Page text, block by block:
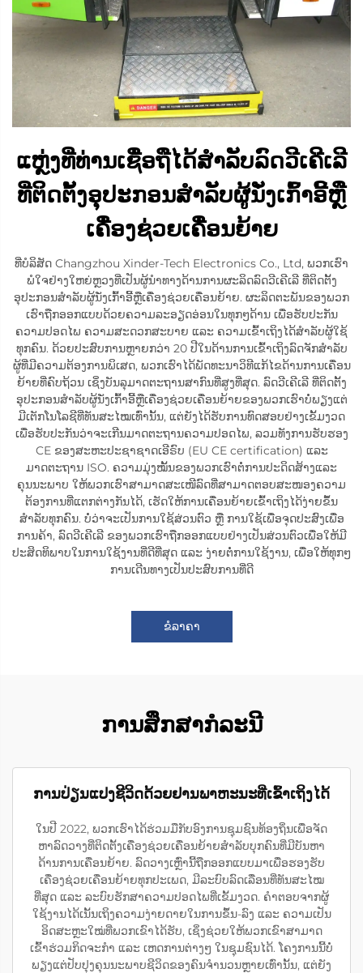
ແຫຼ່ງທີ່ທ່ານເຊື່ອຖືໄດ້ສຳລັບລົດວີເຄີເລີ
ທີ່ຕິດຕັ້ງອຸປະກອນສຳລັບຜູ້ນັ່ງເກົ້າອີ້ຫຼື
ເຄື່ອງຊ່ວຍເຄື່ອນຍ້າຍ
ທີ່ບໍລິສັດ Changzhou Xinder-Tech Electronics Co., Ltd, ພວກເຮົາ
ພໍໃຈຢ່າງໃຫຍ່ຫຼວງທີ່ເປັນຜູ້ນຳທາງດ້ານການຜະລິດລົດວີເຄີເລີ ທີ່ຕິດຕັ້ງ
ອຸປະກອນສຳລັບຜູ້ນັ່ງເກົ້າອີ້ຫຼືເຄື່ອງຊ່ວຍເຄື່ອນຍ້າຍ. ຜະລິດຕະພັນຂອງພວກ
ເຮົາຖືກອອກແບບດ້ວຍຄວາມລະອຽດອ່ອນໃນທຸກໆດ້ານ ເພື່ອຮັບປະກັນ
ຄວາມປອດໄພ ຄວາມສະດວກສະບາຍ ແລະ ຄວາມເຂົ້າເຖິງໄດ້ສຳລັບຜູ້ໃຊ້
ທຸກຄົນ. ດ້ວຍປະສົບການຫຼາຍກວ່າ 20 ປີໃນດ້ານການເຂົ້າເຖິງລົດຈັກສຳລັບ
ຜູ້ທີ່ມີຄວາມຕ້ອງການພິເສດ, ພວກເຮົາໄດ້ພັດທະນາວິທີແກ້ໄຂດ້ານການເຄື່ອນ
ຍ້າຍທີ່ຄົບຖ້ວນ ເຊິ່ງບັນລຸມາດຕະຖານສາກົນທີ່ສູງທີ່ສຸດ. ລົດວີເຄີເລີ ທີ່ຕິດຕັ້ງ
ອຸປະກອນສຳລັບຜູ້ນັ່ງເກົ້າອີ້ຫຼືເຄື່ອງຊ່ວຍເຄື່ອນຍ້າຍຂອງພວກເຮົາບໍ່ພຽງແຕ່
ມີເຕັກໂນໂລຊີທີ່ທັນສະໄໝເທົ່ານັ້ນ, ແຕ່ຍັງໄດ້ຮັບການທົດສອບຢ່າງເຂັ້ມງວດ
ເພື່ອຮັບປະກັນວ່າຈະເກີນມາດຕະຖານຄວາມປອດໄພ, ລວມທັງການຮັບຮອງ
CE ຂອງສະຫະປະຊາຊາດເອີຣົບ (EU CE certification) ແລະ
ມາດຕະຖານ ISO. ຄວາມມຸ່ງໝັ້ນຂອງພວກເຮົາຕໍ່ການປະດິດສ້າງແລະ
ຄຸນນະພາບ ໃຫ້ພວກເຮົາສາມາດສະເໜີລົດທີ່ສາມາດຕອບສະໜອງຄວາມ
ຕ້ອງການທີ່ແຕກຕ່າງກັນໄດ້, ເຮັດໃຫ້ການເຄື່ອນຍ້າຍເຂົ້າເຖິງໄດ້ງ່າຍຂຶ້ນ
ສຳລັບທຸກຄົນ. ບໍ່ວ່າຈະເປັນການໃຊ້ສ່ວນຕົວ ຫຼື ການໃຊ້ເພື່ອຈຸດປະສົງເພື່ອ
ການຄ້າ, ລົດວີເຄີເລີ ຂອງພວກເຮົາຖືກອອກແບບຢ່າງເປັນສ່ວນຕົວເພື່ອໃຫ້ມີ
ປະສິດທິພາບໃນການໃຊ້ງານທີ່ດີທີ່ສຸດ ແລະ ງ່າຍຕໍ່ການໃຊ້ງານ, ເພື່ອໃຫ້ທຸກໆ
ການເດີນທາງເປັນປະສົບການທີ່ດີ
ຂໍລາຄາ
ການສຶກສາກໍລະນີ
ການປ່ຽນແປງຊີວິດດ້ວຍຢານພາຫະນະທີ່ເຂົ້າເຖິງໄດ້
ໃນປີ 2022, ພວກເຮົາໄດ້ຮ່ວມມືກັບອົງການຊຸມຊົນທ້ອງຖິ່ນເພື່ອຈັດ
ຫາລົດວາງທີ່ຕິດຕັ້ງເຄື່ອງຊ່ວຍເຄື່ອນຍ້າຍສຳລັບບຸກຄົນທີ່ມີບັນຫາ
ດ້ານການເຄື່ອນຍ້າຍ. ລົດວາງເຫຼົ່ານີ້ຖືກອອກແບບມາເພື່ອຮອງຮັບ
ເຄື່ອງຊ່ວຍເຄື່ອນຍ້າຍທຸກປະເພດ, ມີລະບົບລົດເລື່ອນທີ່ທັນສະໄໝ
ທີ່ສຸດ ແລະ ລະບົບຮັກສາຄວາມປອດໄພທີ່ເຂັ້ມງວດ. ຄຳຕອບຈາກຜູ້
ໃຊ້ງານໄດ້ເນັ້ນເຖິງຄວາມງ່າຍດາຍໃນການຂຶ້ນ-ລົງ ແລະ ຄວາມເປັນ
ອິດສະຫຼະໃໝ່ທີ່ພວກເຂົາໄດ້ຮັບ, ເຊິ່ງຊ່ວຍໃຫ້ພວກເຂົາສາມາດ
ເຂົ້າຮ່ວມກິດຈະກຳ ແລະ ເຫດການຕ່າງໆ ໃນຊຸມຊົນໄດ້. ໂຄງການນີ້ບໍ່
ພຽງແຕ່ປັບປຸງຄຸນນະພາບຊີວິດຂອງຄົນຈຳນວນຫຼາຍເທົ່ານັ້ນ, ແຕ່ຍັງ